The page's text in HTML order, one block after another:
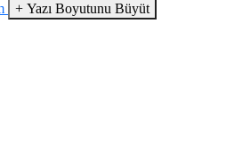
+ Yazı Boyutunu Büyüt